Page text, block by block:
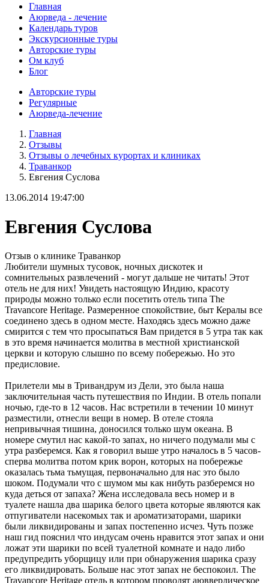
Главная
Аюрведа - лечение
Календарь туров
Экскурсионные туры
Авторские туры
Ом клуб
Блог
Авторские туры
Регулярные
Аюрведа-лечение
Главная
Отзывы
Отзывы о лечебных курортах и клиниках
Траванкор
Евгения Суслова
13.06.2014 19:47:00
Евгения Суслова
Отзыв о клинике Траванкор
Любители шумных тусовок, ночных дискотек и
сомнительных развлечений - могут дальше не читать! Этот
отель не для них! Увидеть настоящую Индию, красоту
природы можно только если посетить отель типа The
Travancore Heritage. Размеренное спокойствие, быт Кералы все
соединено здесь в одном месте. Находясь здесь можно даже
смирится с тем что просыпаться Вам придется в 5 утра так как
в это время начинается молитва в местной христианской
церкви и которую слышно по всему побережью. Но это
предисловие.
Прилетели мы в Тривандрум из Дели, это была наша
заключительная часть путешествия по Индии. В отель попали
ночью, где-то в 12 часов. Нас встретили в течении 10 минут
разместили, отнесли вещи в номер. В отеле стояла
непривычная тишина, доносился только шум океана. В
номере смутил нас какой-то запах, но ничего подумали мы с
утра разберемся. Как я говорил выше утро началось в 5 часов-
сперва молитва потом крик ворон, которых на побережье
оказалась тьма тьмущая, первоначально для нас это было
шоком. Подумали что с шумом мы как нибуть разберемся но
куда деться от запаха? Жена исследовала весь номер и в
туалете нашла два шарика белого цвета которые являются как
отпугиватели насекомых так и ароматизаторами, шарики
были ликвидированы и запах постепенно исчез. Чуть позже
наш гид пояснил что индусам очень нравится этот запах и они
ложат эти шарики по всей туалетной комнате и надо либо
предупредить уборщицу или при обнаружения шарика сразу
его ликвидировать. Больше нас этот запах не беспокоил. The
Travancore Heritage отель в котором проводят аюввердическое